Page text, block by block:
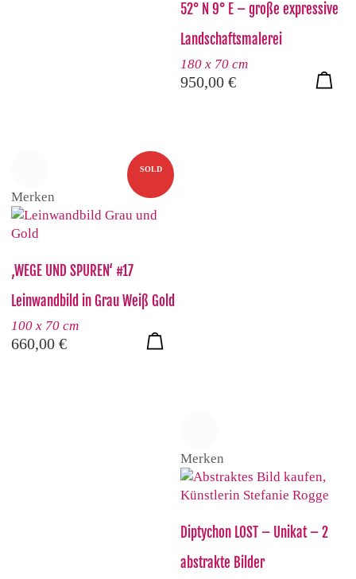
52° N 9° E – große expressive
Landschaftsmalerei
180 x 70 cm
950,00 €
SOLD
Merken
‚WEGE UND SPUREN‘ #17
Leinwandbild in Grau Weiß Gold
100 x 70 cm
660,00 €
Merken
Diptychon LOST – Unikat – 2
abstrakte Bilder